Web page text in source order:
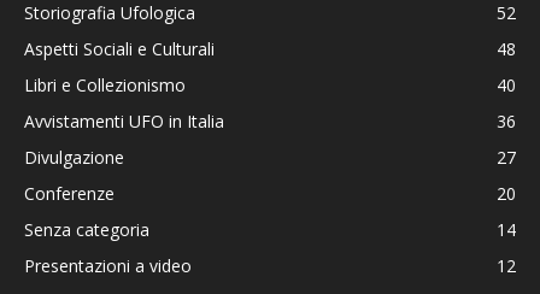
Storiografia Ufologica
52
Aspetti Sociali e Culturali
48
Libri e Collezionismo
40
Avvistamenti UFO in Italia
36
Divulgazione
27
Conferenze
20
Senza categoria
14
Presentazioni a video
12